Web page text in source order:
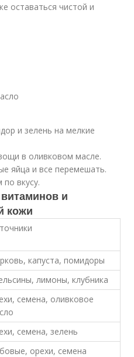
оставаться чистой и
и зелень на мелкие
в оливковом масле.
яйца и все перемешать.
вкусу.
и
кожи
капуста, помидоры
лимоны, клубника
семена, оливковое
семена, зелень
орехи, семена